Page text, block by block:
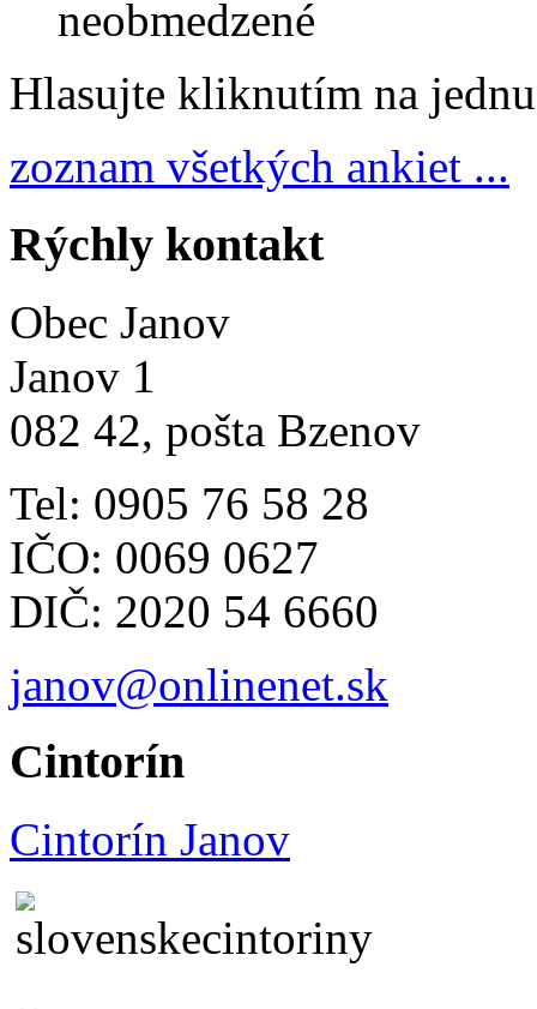
neobmedzené
Hlasujte kliknutím na
zoznam všetkých ankiet ...
Rýchly kontakt
Obec Janov
Janov 1
082 42, pošta Bzenov
Tel: 0905 76 58 28
IČO: 0069 0627
DIČ: 2020 54 6660
janov@onlinenet.sk
Cintorín
Cintorín Janov